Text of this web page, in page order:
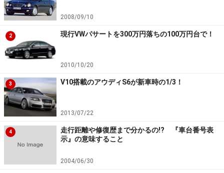
2008/09/10
2 現行VWパサートを300万円落ちの100万円台で！
2010/10/20
3 V10搭載のアウディS6が新車時の1/3！
2013/07/22
4
走行距離や修復歴まで分かるの!? 『車台番号表
示』の意味すること
2004/06/30